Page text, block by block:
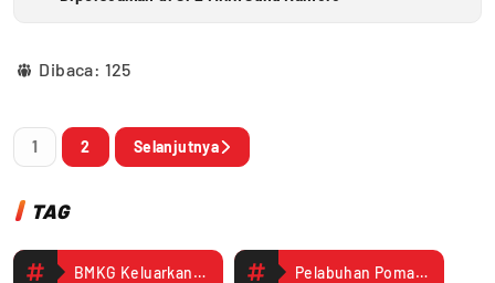
Dibaca: 125
1 2 Selanjutnya
TAG
BMKG Keluarkan Peringatan Dini Cuaca Mimika Pelabuhan Pomako Diprediksi Berawan Tebal hingga 25 Januari